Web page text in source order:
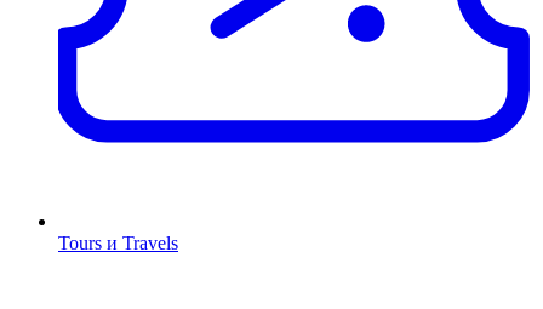
Tours и Travels